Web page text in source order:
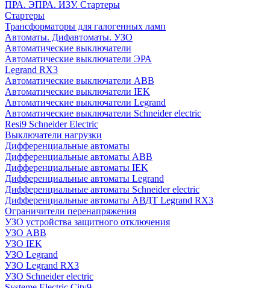
ПРА. ЭПРА. ИЗУ. Стартеры
Стартеры
Трансформаторы для галогенных ламп
Автоматы. Дифавтоматы. УЗО
Автоматические выключатели
Автоматические выключатели ЭРА
Legrand RX3
Автоматические выключатели ABB
Автоматические выключатели IEK
Автоматические выключатели Legrand
Автоматические выключатели Schneider electric
Resi9 Schneider Electric
Выключатели нагрузки
Дифференциальные автоматы
Дифференциальные автоматы ABB
Дифференциальные автоматы IEK
Дифференциальные автоматы Legrand
Дифференциальные автоматы Schneider electric
Дифференциальные автоматы АВДТ Legrand RX3
Ограничители перенапряжения
УЗО устройства защитного отключения
УЗО ABB
УЗО IEK
УЗО Legrand
УЗО Legrand RX3
УЗО Schneider electric